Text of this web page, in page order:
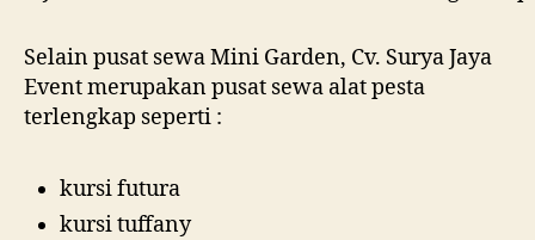
Selain pusat sewa Mini Garden, Cv. Surya Jaya
Event merupakan pusat sewa alat pesta
terlengkap seperti :
kursi futura
kursi tuffany